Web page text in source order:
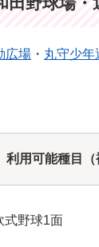
広場 ・ 丸守少年
利用可能種目（
式野球1面